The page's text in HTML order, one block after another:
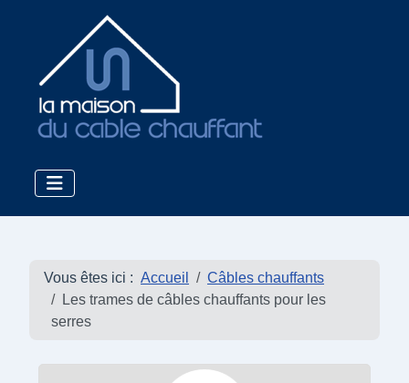
Vous êtes ici : Accueil
Câbles chauffants
Les trames de câbles chauffants pour les
serres